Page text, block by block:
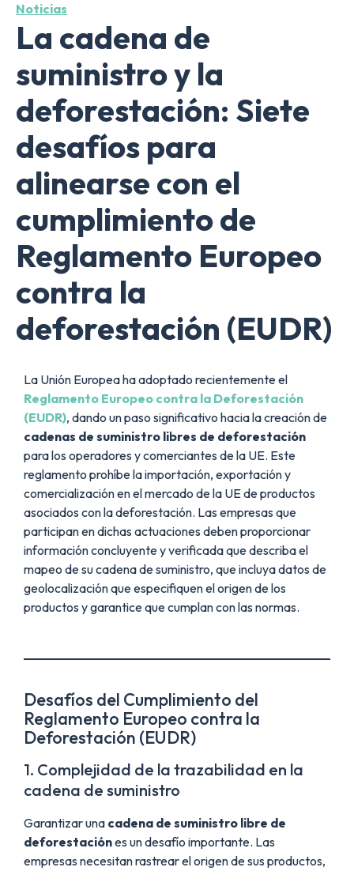
Noticias
La cadena de
suministro y la
deforestación: Siete
desafíos para
alinearse con el
cumplimiento de
Reglamento Europeo
contra la
deforestación (EUDR)
La Unión Europea ha adoptado recientemente el
Reglamento Europeo contra la Deforestación
(EUDR), dando un paso significativo hacia la creación de
cadenas de suministro libres de deforestación
para los operadores y comerciantes de la UE. Este
reglamento prohíbe la importación, exportación y
comercialización en el mercado de la UE de productos
asociados con la deforestación. Las empresas que
participan en dichas actuaciones deben proporcionar
información concluyente y verificada que describa el
mapeo de su cadena de suministro, que incluya datos de
geolocalización que especifiquen el origen de los
productos y garantice que cumplan con las normas.
Desafíos del Cumplimiento del
Reglamento Europeo contra la
Deforestación (EUDR)
1. Complejidad de la trazabilidad en la
cadena de suministro
Garantizar una cadena de suministro libre de
deforestaciónes un desafío importante. Las
empresas necesitan rastrear el origen de sus productos,